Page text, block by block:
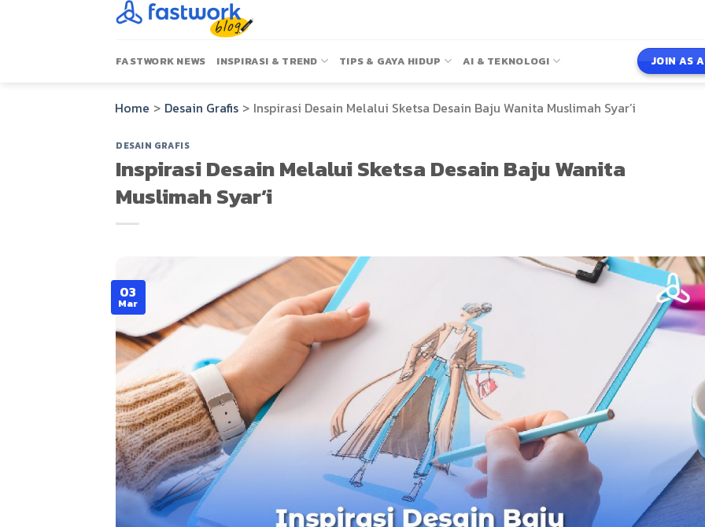
FASTWORK NEWS INSPIRASI & TREND TIPS & GAYA HIDUP AI & TEKNOLOGI JOIN AS
Home > Desain Grafis > Inspirasi Desain Melalui Sketsa Desain Baju Wanita Muslimah Syar’i
DESAIN GRAFIS
Inspirasi Desain Melalui Sketsa Desain Baju Wanita
Muslimah Syar’i
03
Mar